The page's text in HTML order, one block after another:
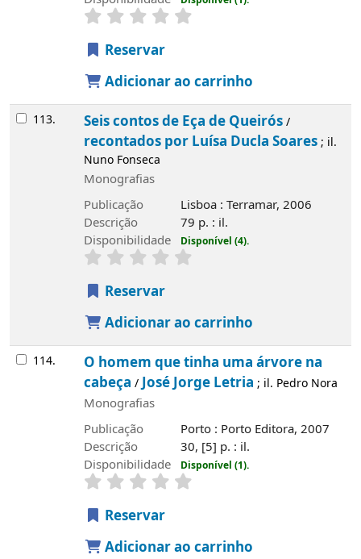
Reservar
Adicionar ao carrinho
113. Seis contos de Eça de Queirós/
recontados por Luísa Ducla Soares; il.
Nuno Fonseca
Monografias
Publicação
Lisboa : Terramar, 2006
Descrição
79 p. : il.
Disponibilidade
Disponível (4).
Reservar
Adicionar ao carrinho
114.
O homem que tinha uma árvore na
cabeça /José Jorge Letria ; il. Pedro Nora
Monografias
Publicação
Porto : Porto Editora, 2007
Descrição
30, [5] p. : il.
Disponibilidade
Disponível (1).
Reservar
Adicionar ao carrinho